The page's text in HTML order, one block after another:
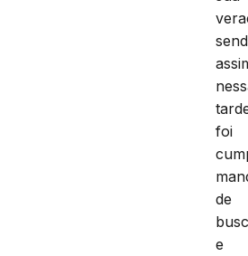
foi
de
e